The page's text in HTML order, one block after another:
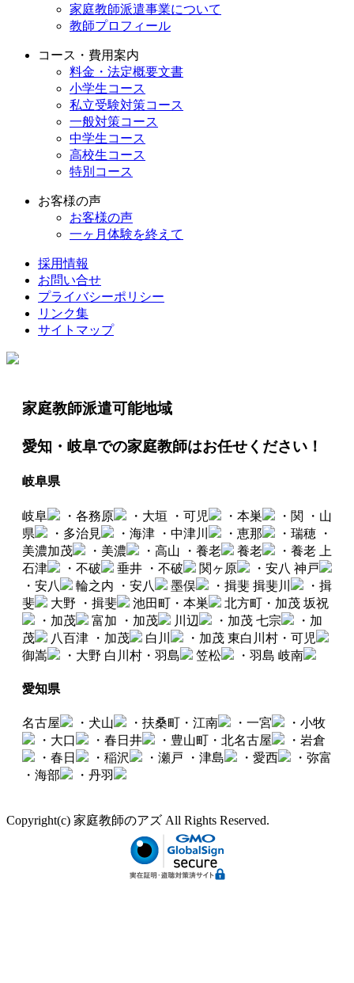
家庭教師派遣事業について
教師プロフィール
コース・費用案内
料金・法定概要文書
小学生コース
私立受験対策コース
一般対策コース
中学生コース
高校生コース
特別コース
お客様の声
お客様の声
一ヶ月体験を終えて
採用情報
お問い合せ
プライバシーポリシー
リンク集
サイトマップ
家庭教師派遣可能地域
愛知・岐阜での家庭教師はお任せください！
岐阜県
岐阜 ・各務原 ・大垣 ・可児 ・本巣 ・関
・山
県
・多治見 ・海津 ・中津川 ・恵那 ・瑞穂 ・
美濃加茂
・美濃 ・高山 ・養老 養老 ・養老 上
石津
・不破 垂井 ・不破 関ヶ原 ・安八 神戸
・安八
輪之内 ・安八 墨俣 ・揖斐 揖斐川
・揖
斐
大野 ・揖斐 池田町・本巣 北方町・加茂 坂祝
・加茂
富加 ・加茂 川辺 ・加茂 七宗
・加
茂
八百津 ・加茂 白川 ・加茂 東白川村・可児
御嵩
・大野 白川村・羽島 笠松 ・羽島 岐南
愛知県
名古屋 ・犬山 ・扶桑町・江南 ・一宮
・小牧
・大口
・春日井 ・豊山町・北名古屋
・岩倉
・春日
・稲沢 ・瀬戸 ・津島 ・愛西
・弥富
・海部
・丹羽
Copyright(c) 家庭教師のアズ All Rights Reserved.